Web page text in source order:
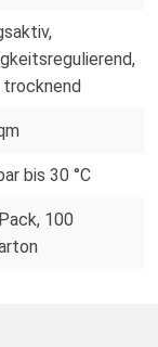
bis 30 °C
, 100